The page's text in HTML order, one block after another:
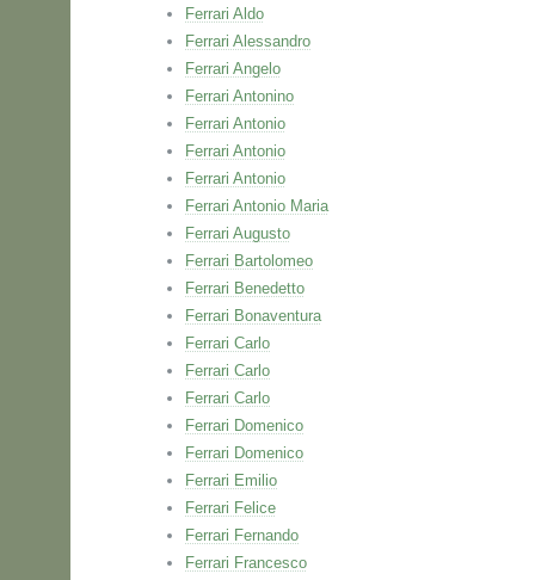
Ferrari Aldo
Ferrari Alessandro
Ferrari Angelo
Ferrari Antonino
Ferrari Antonio
Ferrari Antonio
Ferrari Antonio
Ferrari Antonio Maria
Ferrari Augusto
Ferrari Bartolomeo
Ferrari Benedetto
Ferrari Bonaventura
Ferrari Carlo
Ferrari Carlo
Ferrari Carlo
Ferrari Domenico
Ferrari Domenico
Ferrari Emilio
Ferrari Felice
Ferrari Fernando
Ferrari Francesco